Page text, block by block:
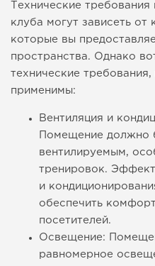
Технические
клуба могут зависеть от
которые вы
пространства. Однако
технические
применимы:
Вентиляция и
Помещение должно
вентилируемым,
тренировок.
и
обеспечить
посетителей.
Освещение:
равномерное